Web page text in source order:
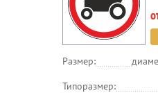
Размер:
Типоразмер: